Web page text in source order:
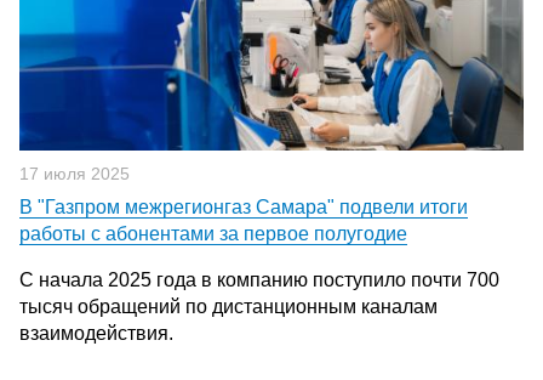
17 июля 2025
В "Газпром межрегионгаз Самара" подвели итоги
работы с абонентами за первое полугодие
С начала 2025 года в компанию поступило почти 700
тысяч обращений по дистанционным каналам
взаимодействия.